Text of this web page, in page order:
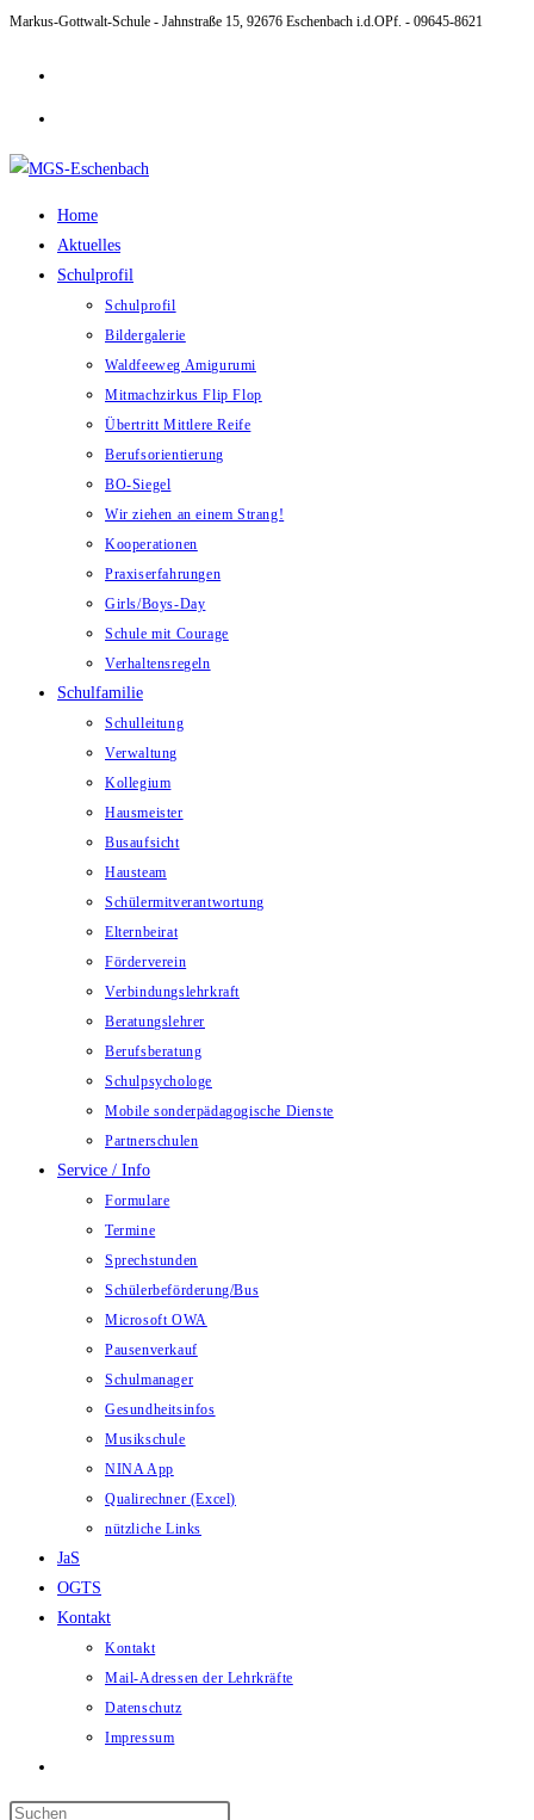
Zum
springen
Markus-Gottwalt-Schule - Jahnstraße 15, 92676 Eschenbach i.d.OPf. - 09645-8621
Home
Aktuelles
Schulprofil
Schulprofil
Bildergalerie
Waldfeeweg Amigurumi
Mitmachzirkus Flip Flop
Übertritt Mittlere Reife
Berufsorientierung
BO-Siegel
Wir ziehen an einem Strang!
Kooperationen
Praxiserfahrungen
Girls/Boys-Day
Schule mit Courage
Verhaltensregeln
Schulfamilie
Schulleitung
Verwaltung
Kollegium
Hausmeister
Busaufsicht
Hausteam
Schülermitverantwortung
Elternbeirat
Förderverein
Verbindungslehrkraft
Beratungslehrer
Berufsberatung
Schulpsychologe
Mobile sonderpädagogische Dienste
Partnerschulen
Service / Info
Formulare
Termine
Sprechstunden
Schülerbeförderung/Bus
Microsoft OWA
Pausenverkauf
Schulmanager
Gesundheitsinfos
Musikschule
NINA App
Qualirechner (Excel)
nützliche Links
JaS
OGTS
Kontakt
Kontakt
Mail-Adressen der Lehrkräfte
Datenschutz
Impressum